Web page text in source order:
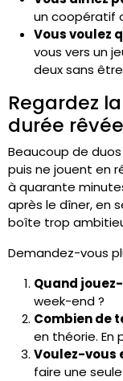
un coopératif
Vous voulez
vous vers un
deux sans
Regardez
durée rêvée
Beaucoup de
puis ne jouent en
à quarante
après le dîner, en
boîte trop
Demandez-vous
Quand
week-end ?
Combien de
en théorie. En
Voulez-vous
faire une